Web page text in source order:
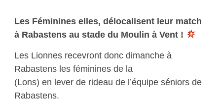
Les Féminines elles, délocalisent leur match
à Rabastens au stade du Moulin à Vent !
Les Lionnes recevront donc dimanche à
Rabastens les féminines de la
(Lons) en lever de rideau de l’équipe séniors de
Rabastens.